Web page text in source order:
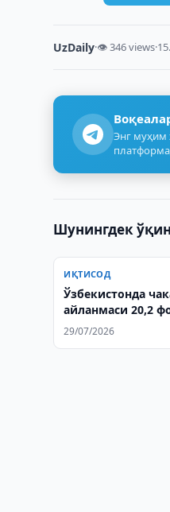
UzDaily·👁 346 views·
Энг муҳим
Шунингдек
ИҚТИСОД
Ўзбекистонда
айланмаси 20,2
29/07/2026